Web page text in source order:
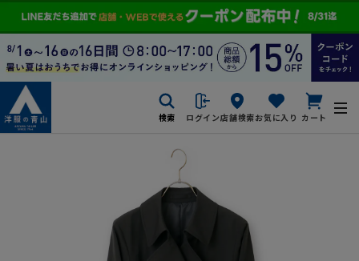
検索 ログイン店舗検索お気に入り カート